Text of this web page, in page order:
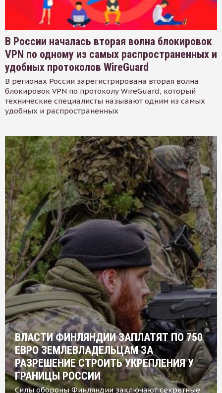
В России началась вторая волна блокировок
VPN по одному из самых распространенных и
удобных протоколов WireGuard
В регионах России зарегистрирована вторая волна
блокировок VPN по протоколу WireGuard, который
технические специалисты называют одним из самых
удобных и распространенных
ВЛАСТИ ФИНЛЯНДИИ ЗАПЛАТЯТ ПО 750
ЕВРО ЗЕМЛЕВЛАДЕЛЬЦАМ ЗА
РАЗРЕШЕНИЕ СТРОИТЬ УКРЕПЛЕНИЯ У
ГРАНИЦЫ РОССИИ
Силы обороны Финляндии заключают секретные